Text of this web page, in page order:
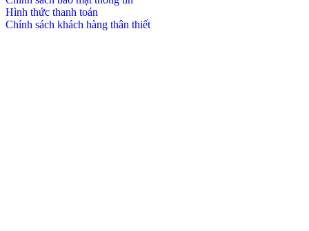
Hình thức thanh toán
Chính sách khách hàng thân thiết